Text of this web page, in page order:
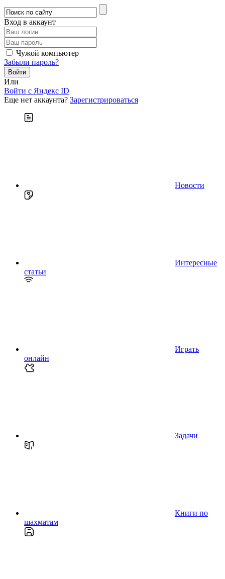
Вход в аккаунт
Чужой компьютер
Забыли пароль?
Или
Войти c Яндекс ID
Еще нет аккаунта? Зарегистрироваться
Новости
Интересные
статьи
Играть
онлайн
Задачи
Книги по
шахматам